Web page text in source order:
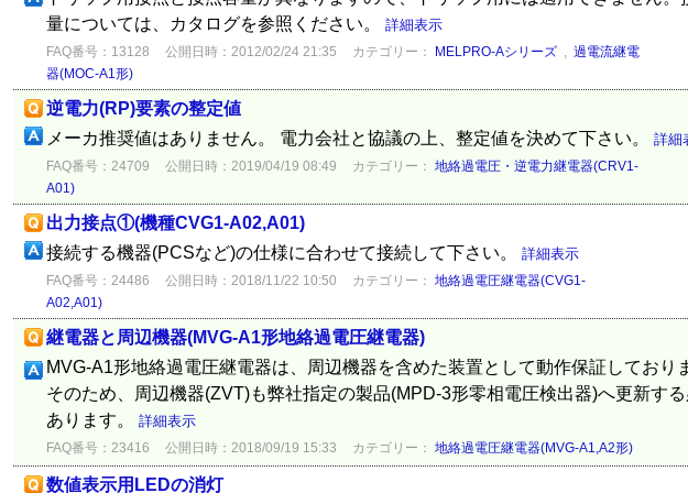
量については、カタログを参照ください。 詳細表示
FAQ番号：13128 公開日時：2012/02/24 21:35 カテゴリー： MELPRO-Aシリーズ, 過電流継電
器(MOC-A1形)
逆電力(RP)要素の整定値
メーカ推奨値はありません。 電力会社と協議の上、整定値を決めて下さい。 詳細
FAQ番号：24709 公開日時：2019/04/19 08:49 カテゴリー： 地絡過電圧・逆電力継電器(CRV1-
A01)
出力接点①(機種CVG1-A02,A01)
接続する機器(PCSなど)の仕様に合わせて接続して下さい。 詳細表示
FAQ番号：24486 公開日時：2018/11/22 10:50 カテゴリー： 地絡過電圧継電器(CVG1-
A02,A01)
継電器と周辺機器(MVG-A1形地絡過電圧継電器)
MVG-A1形地絡過電圧継電器は、周辺機器を含めた装置として動作保証しており
そのため、周辺機器(ZVT)も弊社指定の製品(MPD-3形零相電圧検出器)へ更新す
あります。 詳細表示
FAQ番号：23416 公開日時：2018/09/19 15:33 カテゴリー： 地絡過電圧継電器(MVG-A1,A2形)
数値表示用LEDの消灯